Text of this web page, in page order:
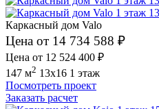
Каркасный дом Valo
Цена от 14 734 588 ₽
Цена от 12 524 400 ₽
147 м2 13x16 1 этаж
Посмотреть проект
Заказать расчет